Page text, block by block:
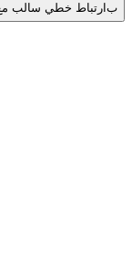
بارتباط خطي سالب مع